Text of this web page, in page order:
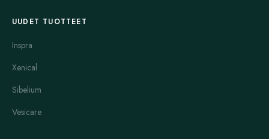
UUDET TUOTTEET
Inspra
Xenical
Sibelium
Vesicare